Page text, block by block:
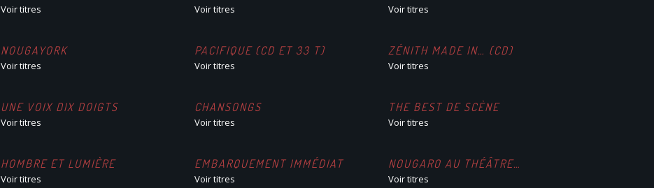
Voir titres Voir titres Voir titres
NOUGAYORK
Voir titres
PACIFIQUE (CD ET 33 T)
Voir titres
ZÉNITH MADE IN… (CD)
Voir titres
UNE VOIX DIX DOIGTS
Voir titres
CHANSONGS
Voir titres
THE BEST DE SCÈNE
Voir titres
HOMBRE ET LUMIÈRE
Voir titres
EMBARQUEMENT IMMÉDIAT
Voir titres
NOUGARO AU THÉÂTRE…
Voir titres